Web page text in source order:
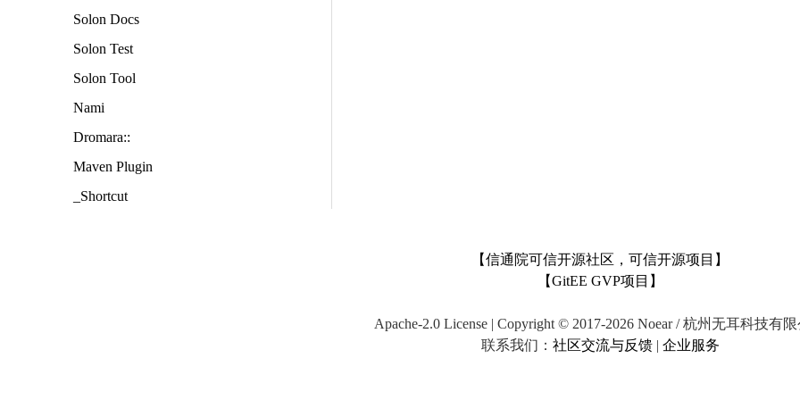
Solon Docs
Solon Test
Solon Tool
Nami
Dromara::
Maven Plugin
_Shortcut
【信通院可信开源社区，可信开源项目】
【GitEE GVP项目】
Apache-2.0 License | Copyright © 2017-2026 Noear / 杭州无耳科技有
联系我们： 社区交流与反馈| 企业服务